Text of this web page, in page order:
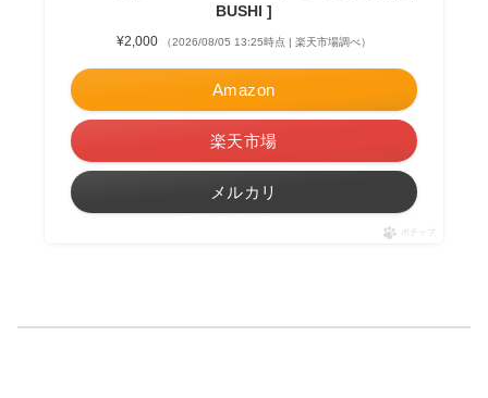
BUSHI ]
¥2,000 （2026/08/05 13:25時点 | 楽天市場調べ）
Amazon
楽天市場
メルカリ
ポチップ